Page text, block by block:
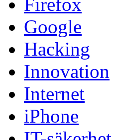
Google
Hacking
Innovation
Internet
iPhone